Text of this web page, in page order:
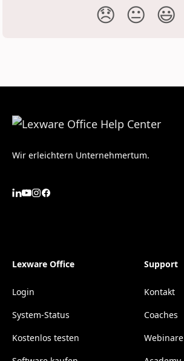
😞 😐 😃
Wir erleichtern Unternehmertum.
Lexware Office
Login
System-Status
Kostenlos testen
Support
Kontakt
Coaches
Webinare